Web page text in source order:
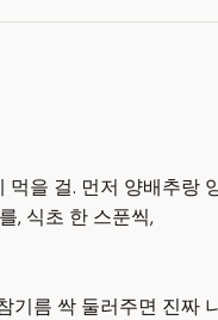
을 걸. 먼저 양배추
, 식초 한 스푼씩,
름 싹 둘러주면 진